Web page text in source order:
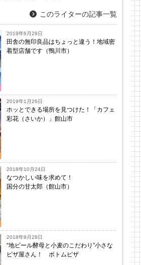
このライターの記事一覧
2019年6月29日
田舎の無印良品はちょっと違う！地域密
着型店舗です（鴨川市）
2019年1月26日
ホッとできる場所を見つけた！「カフェ
彩花（さいか）」館山市
2018年10月24日
なつかしい味を求めて！
国分の甘太郎（館山市）
2018年9月28日
“地ビール酵母と小麦のこだわり”小さな
ピザ屋さん！ ボトムピザ